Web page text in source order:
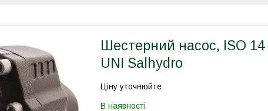
Шестерний насос, ISO
UNI Salhydro
Ціну уточнюйте
В наявності